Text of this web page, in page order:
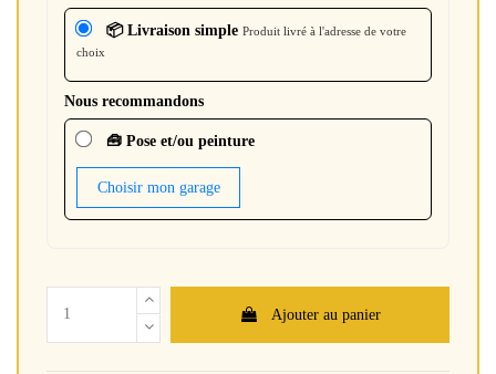
📦 Livraison simple Produit livré à l'adresse de votre
choix
Nous recommandons
🧰 Pose et/ou peinture
Choisir mon garage
Ajouter au panier